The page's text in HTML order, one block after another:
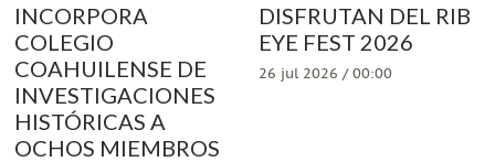
INCORPORA
COLEGIO
COAHUILENSE DE
INVESTIGACIONES
HISTÓRICAS A
OCHOS MIEMBROS
DISFRUTAN DEL RIB
EYE FEST 2026
26 jul 2026 / 00:00